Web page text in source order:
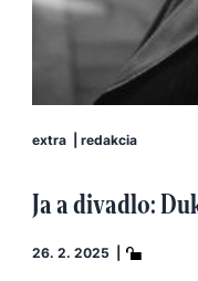
extra redakcia
Ja a divadlo:
26. 2. 2025 |